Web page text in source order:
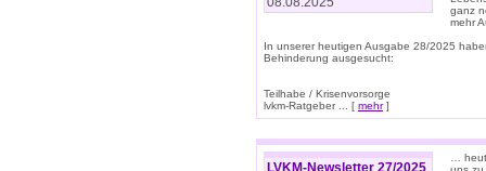
ganz
mehr
In unserer heutigen Ausgabe 28/2025
Behinderung ausgesucht:
Teilhabe / Krisenvorsorge
lvkm-Ratgeber ... [ mehr]
LVKM-Newsletter 27/2025
…